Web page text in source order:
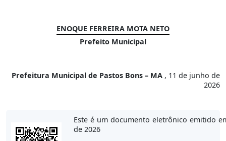
ENOQUE FERREIRA MOTA NETO
Prefeito Municipal
Prefeitura Municipal de Pastos Bons – MA , 11 de junho de
2026
Este é um documento eletrônico emitido
de 2026